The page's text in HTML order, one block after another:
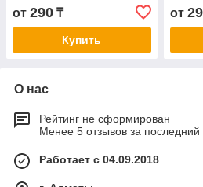
от 290 ₸
Купить
от
О нас
Рейтинг не сформирован
Менее 5 отзывов за последний
Работает с 04.09.2018